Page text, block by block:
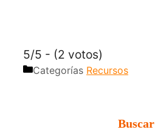
5/5 - (2 votos)
Categorías Recursos
Buscar